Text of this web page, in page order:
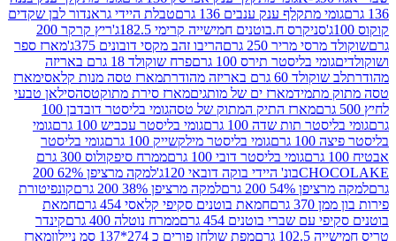
מתקלף ענק ענבים 136 גרם
טבלת היידי גראנדור לבן שקדים
סניקרס ח.בוטנים חמישייה קרימי 182.5ג'
ריץ קרקר 200
מריר 250 גרם
הריבו זהב מקסי דובונים 375ג'
מארז ספר
בליסטר תירס 100 גרם
פרח שוקולד 18 גרם באריזה
60 גרם באריזה מהודרת
מארז טסה מנות קלאסי מארז
מארז ים של מותגיםמארז סירת מתוקטסהסילאן טבעי
מארז התיק המתוק של טסה
גומי בליסטר דובדבן 100
תות שדה 100 גרם
גומי בליסטר עכביש 100 גרם
גומי
גרם
גומי בליסטר מילקשייק 100 גרם
גומי בליסטר
גומי בליסטר דובי 100 גרם
ממרח סיפקולוס 300 גרם
בונ' היידי בוקה דובאי 120ג'
למקה מרציפן 62% 200
200 גרם
למקה מרציפן 38% 200 גרם
קונפיטורת
גרם
חמאת בוטנים סקיפי קלאסי 454 גרם
חמאת
עם שברי בוטנים 454 גרם
ממרח נוטלה 400 גרם
קינדר
גרם
מפת שולחן פורים כ 274*137 סמ ניילון
מארז